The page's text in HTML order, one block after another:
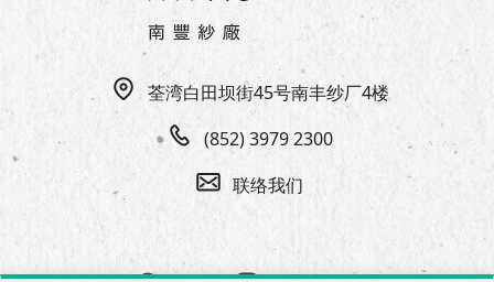
荃湾白田坝街45号南丰纱厂4楼
(852) 3979 2300
联络我们